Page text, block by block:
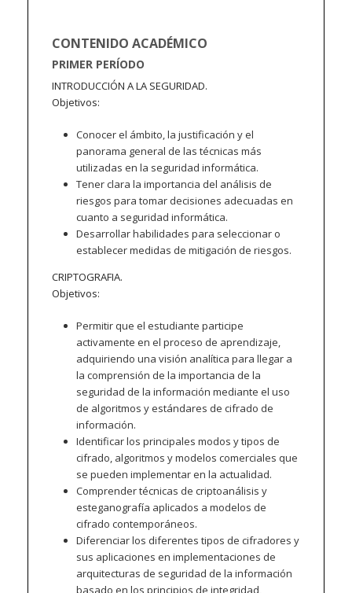
CONTENIDO ACADÉMICO
PRIMER PERÍODO
INTRODUCCIÓN A LA SEGURIDAD.
Objetivos:
Conocer el ámbito, la justificación y el
panorama general de las técnicas más
utilizadas en la seguridad informática.
Tener clara la importancia del análisis de
riesgos para tomar decisiones adecuadas en
cuanto a seguridad informática.
Desarrollar habilidades para seleccionar o
establecer medidas de mitigación de riesgos.
CRIPTOGRAFIA.
Objetivos:
Permitir que el estudiante participe
activamente en el proceso de aprendizaje,
adquiriendo una visión analítica para llegar a
la comprensión de la importancia de la
seguridad de la información mediante el uso
de algoritmos y estándares de cifrado de
información.
Identificar los principales modos y tipos de
cifrado, algoritmos y modelos comerciales que
se pueden implementar en la actualidad.
Comprender técnicas de criptoanálisis y
esteganografía aplicados a modelos de
cifrado contemporáneos.
Diferenciar los diferentes tipos de cifradores y
sus aplicaciones en implementaciones de
arquitecturas de seguridad de la información
basado en los principios de integridad,